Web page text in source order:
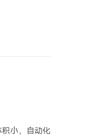
小，自动化